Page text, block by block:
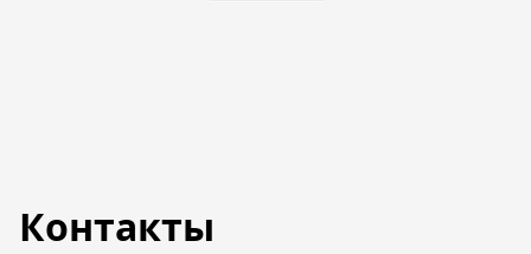
Контакты